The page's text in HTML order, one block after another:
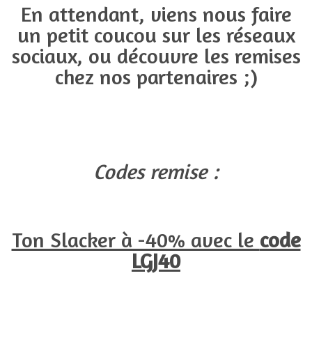
En attendant, viens nous faire
un petit coucou sur les réseaux
sociaux, ou découvre les remises
chez nos partenaires ;)
Codes remise :
Ton Slacker à -40% avec le code
LGJ40